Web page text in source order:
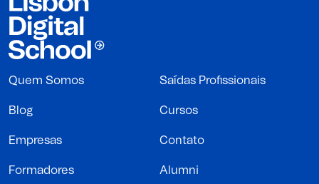
Quem Somos Saídas Profissionais
Blog Cursos
Empresas Contato
Formadores Alumni